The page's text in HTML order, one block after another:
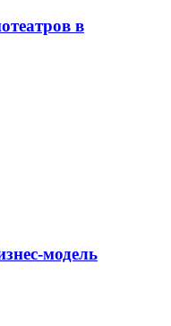
в
модель